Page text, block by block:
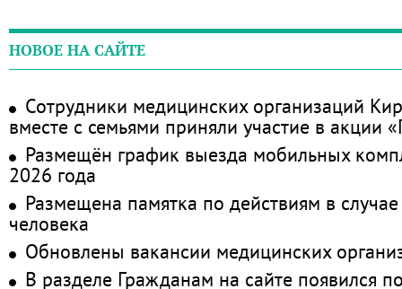
НОВОЕ НА САЙТЕ
Сотрудники медицинских организаций
вместе с семьями приняли участие в акции
Размещён график выезда мобильных
2026 года
Размещена памятка по действиям в
человека
Обновлены вакансии медицинских
В разделе Гражданам на сайте появился